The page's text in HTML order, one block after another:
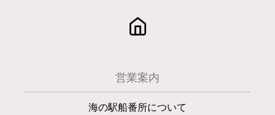
営業案内
海の駅船番所について